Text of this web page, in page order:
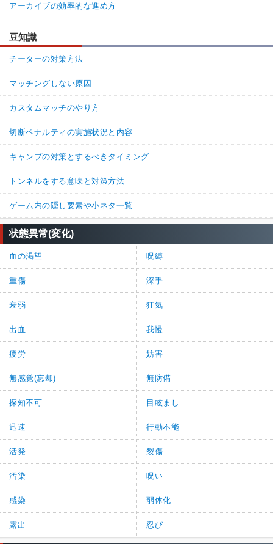
アーカイブの効率的な進め方
豆知識
チーターの対策方法
マッチングしない原因
カスタムマッチのやり方
切断ペナルティの実施状況と内容
キャンプの対策とするべきタイミング
トンネルをする意味と対策方法
ゲーム内の隠し要素や小ネタ一覧
状態異常(変化)
血の渇望 呪縛
重傷 深手
衰弱 狂気
出血 我慢
疲労 妨害
無感覚(忘却) 無防備
探知不可 目眩まし
迅速 行動不能
活発 裂傷
汚染 呪い
感染 弱体化
露出 忍び